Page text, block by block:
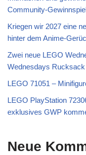
Community-
Kriegen wir 2027 eine
hinter dem Anime-
Zwei neue LEGO
Wednesdays
LEGO 71051 –
LEGO PlayStation
exklusives GWP
Neue